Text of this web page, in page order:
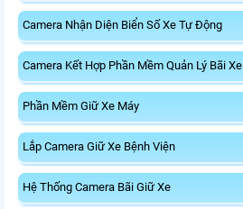
Camera Nhận Diện Biển Số Xe Tự Động
Camera Kết Hợp Phần Mềm Quản Lý Bãi Xe
Phần Mềm Giữ Xe Máy
Lắp Camera Giữ Xe Bệnh Viện
Hệ Thống Camera Bãi Giữ Xe